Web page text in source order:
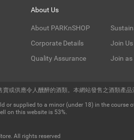
About Us
About PARKnSHOP
Corporate Details
Quality Assurance
Join Us
Join as
或供應令人醺醉的酒類。本網站發售之酒類產品
or supplied to a minor (under 18) in the course
on this website is 53%.
All rights reserved